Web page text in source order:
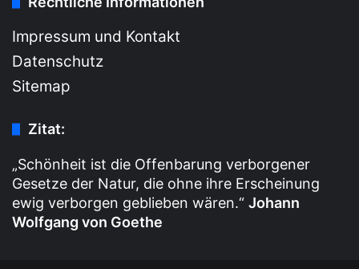
Impressum und Kontakt
Datenschutz
Sitemap
Zitat:
„Schönheit ist die Offenbarung verborgener
Gesetze der Natur, die ohne ihre Erscheinung
ewig verborgen geblieben wären.“ Johann
Wolfgang von Goethe